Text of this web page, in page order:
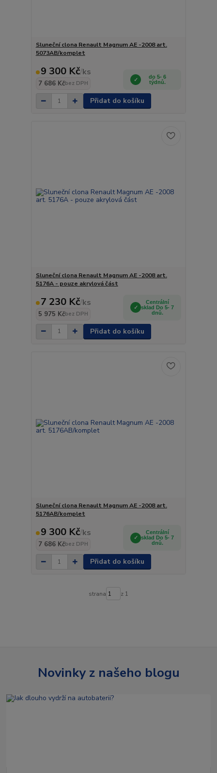
Sluneční clona Renault Magnum AE -2008 art.
5073AB/komplet
9 300 Kč/ks
7 686 Kčbez DPH
do 5- 6
týdnů.
Přidat do košíku
Sluneční clona Renault Magnum AE -2008 art.
5176A - pouze akrylová část
7 230 Kč/ks
5 975 Kčbez DPH
Centrální
sklad Do 5- 7
dnů.
Přidat do košíku
Sluneční clona Renault Magnum AE -2008 art.
5176AB/komplet
9 300 Kč/ks
7 686 Kčbez DPH
Centrální
sklad Do 5- 7
dnů.
Přidat do košíku
strana z 1
Novinky z našeho blogu